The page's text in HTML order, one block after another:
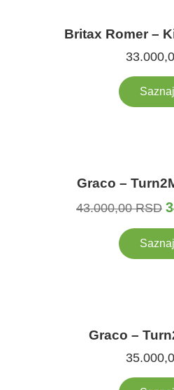
Britax Romer –
Graco –
43.000,00RSD
Graco –